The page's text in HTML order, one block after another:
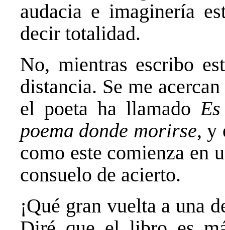
audacia e imaginería
decir totalidad.
No, mientras escribo
distancia. Se me
el poeta ha llamado
poema donde morirse, y
como este comienza en
consuelo de acierto.
¡Qué gran vuelta a una